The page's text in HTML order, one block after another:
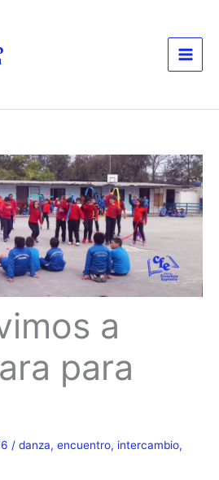
a
para
/ danza, encuentro, intercambio,